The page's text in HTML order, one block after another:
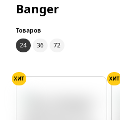
Banger
Товаров
24
36 72
ХИТ ХИТ